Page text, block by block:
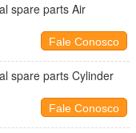
spare parts Air
Fale Conosco
spare parts Cylinder
Fale Conosco